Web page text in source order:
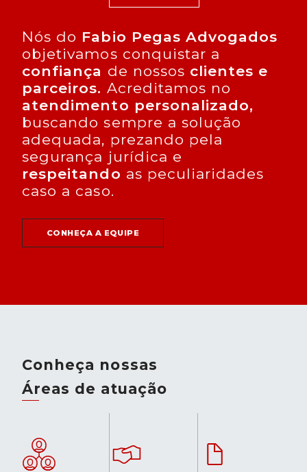
Nós do Fabio Pegas Advogados
objetivamos conquistar a
confiança de nossos clientes e
parceiros. Acreditamos no
atendimento personalizado,
buscando sempre a solução
adequada, prezando pela
segurança jurídica e
respeitando as peculiaridades
caso a caso.
CONHEÇA A EQUIPE
Conheça nossas
Áreas de atuação